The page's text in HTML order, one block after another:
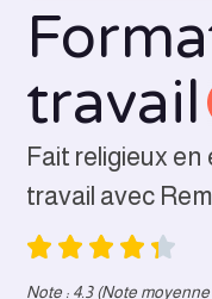
travail
Fait religieux
travail avec
Note : 4.3 (Note